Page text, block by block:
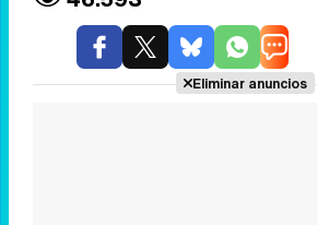
LA VENENO
Los inicios de La
en 'Esta noche
el Mississippi'